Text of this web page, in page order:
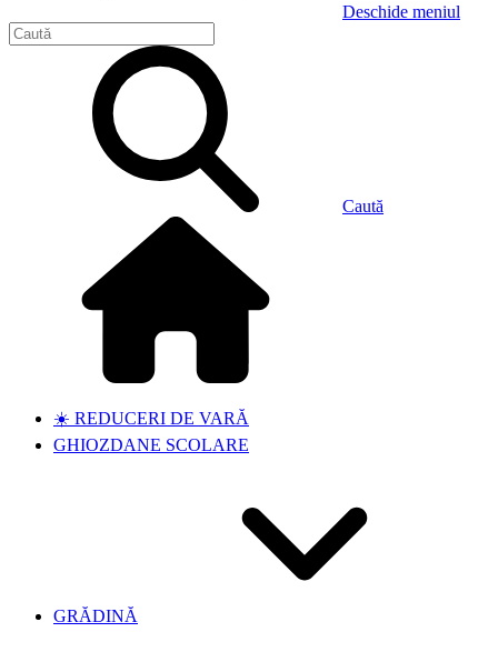
Deschide meniul
Caută
☀️ REDUCERI DE VARĂ
GHIOZDANE SCOLARE
GRĂDINĂ